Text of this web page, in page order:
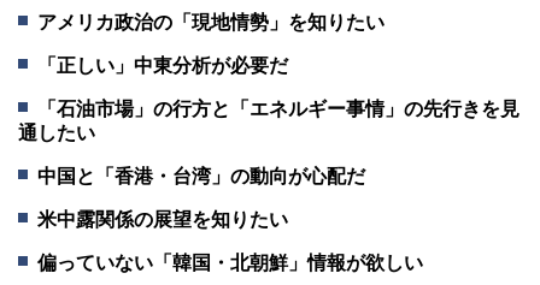
アメリカ政治の「現地情勢」を知りたい
「正しい」中東分析が必要だ
「石油市場」の行方と「エネルギー事情」の先行きを見
通したい
中国と「香港・台湾」の動向が心配だ
米中露関係の展望を知りたい
偏っていない「韓国・北朝鮮」情報が欲しい